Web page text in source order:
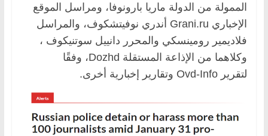
الممولة من الدولة ماريا بارونوفا، ومراسل الموقع
الإخباري Grani.ru أندري نوفيتشكوف، والمراسل
فلاديمير رومينسكي والمحرر دانييل سوتنيكوف ،
وكلاهما من الإذاعة المستقلة Dozhd، وفقًا
لتقرير Ovd-Info وتقارير إخبارية أخرى.